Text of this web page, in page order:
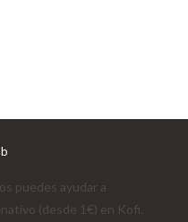
puedes ayudar a
(desde 1€) en Kofi.